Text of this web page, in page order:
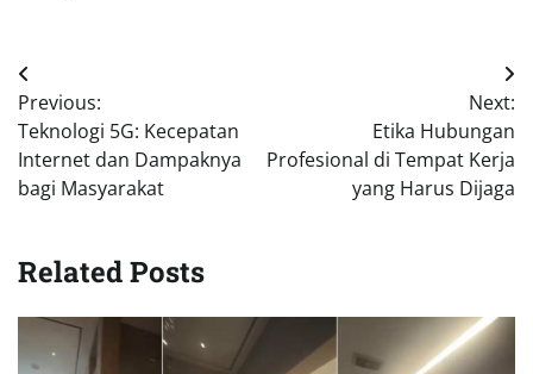
Navigasi
pos
Previous:
Teknologi 5G: Kecepatan
Internet dan Dampaknya
bagi Masyarakat
Next:
Etika Hubungan
Profesional di Tempat Kerja
yang Harus Dijaga
Related Posts